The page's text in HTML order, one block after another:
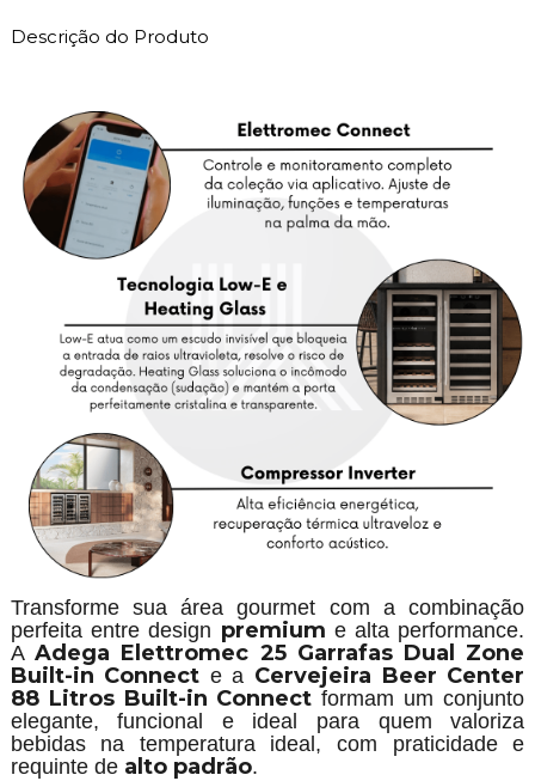
Descrição do Produto
Transforme sua área gourmet com a combinação
perfeita entre design premium e alta performance.
AAdega Elettromec 25 Garrafas Dual Zone
Built-in Connect e a Cervejeira Beer Center
88 Litros Built-in Connect formam um conjunto
elegante, funcional e ideal para quem valoriza
bebidas na temperatura ideal, com praticidade e
requinte de alto padrão.